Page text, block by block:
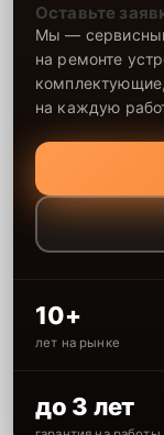
Оставьте
Мы —
на ремонте
на каждую
10+
лет на рынке
до 3 лет